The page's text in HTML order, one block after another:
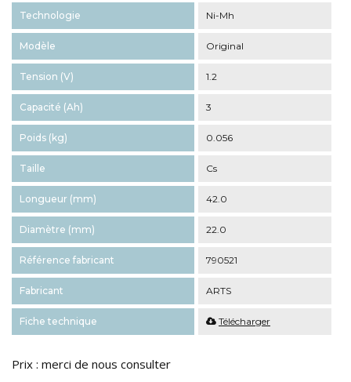
Technologie Ni-Mh
Modèle Original
Tension (V) 1.2
Capacité (Ah) 3
Poids (kg) 0.056
Taille Cs
Longueur (mm) 42.0
Diamètre (mm) 22.0
Référence fabricant 790521
Fabricant ARTS
Fiche technique Télécharger
Prix : merci de nous consulter